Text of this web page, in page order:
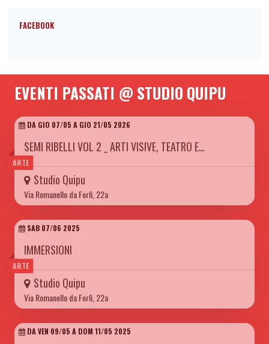
FACEBOOK
EVENTI PASSATI @ STUDIO QUIPU
ARTE
DA GIO 07/05 A GIO 21/05 2026
SEMI RIBELLI VOL 2 _ ARTI VISIVE, TEATRO E…
Studio Quipu
Via Romanello da Forlì, 22a
ARTE
SAB 07/06 2025
IMMERSIONI
Studio Quipu
Via Romanello da Forlì, 22a
DA VEN 09/05 A DOM 11/05 2025